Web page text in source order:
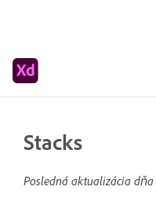
Stacks
Posledná aktualizácia dňa